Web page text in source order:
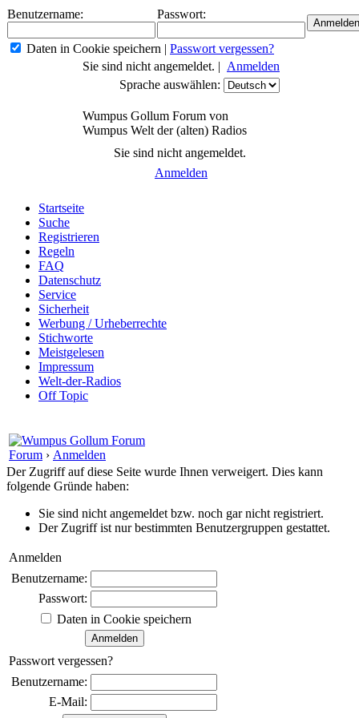
Benutzername: Passwort:
Daten in Cookie speichern | Passwort vergessen?
Sie sind nicht angemeldet. | Anmelden
Sprache auswählen:
Wumpus Gollum Forum von
Wumpus Welt der (alten) Radios
Sie sind nicht angemeldet.
Anmelden
Startseite
Suche
Registrieren
Regeln
FAQ
Datenschutz
Service
Sicherheit
Werbung / Urheberrechte
Stichworte
Meistgelesen
Impressum
Welt-der-Radios
Off Topic
Forum › Anmelden
Der Zugriff auf diese Seite wurde Ihnen verweigert. Dies kann
folgende Gründe haben:
Sie sind nicht angemeldet bzw. noch gar nicht registriert.
Der Zugriff ist nur bestimmten Benutzergruppen gestattet.
Anmelden
Benutzername:
Passwort:
Daten in Cookie speichern
Passwort vergessen?
Benutzername:
E-Mail: